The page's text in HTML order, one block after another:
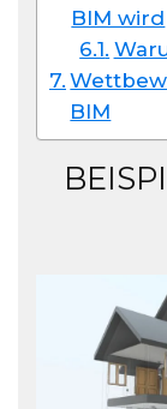
BIM wird
BIM